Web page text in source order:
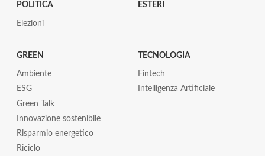
POLITICA
Elezioni
ESTERI
GREEN
Ambiente
ESG
Green Talk
Innovazione sostenibile
Risparmio energetico
Riciclo
TECNOLOGIA
Fintech
Intelligenza Artificiale